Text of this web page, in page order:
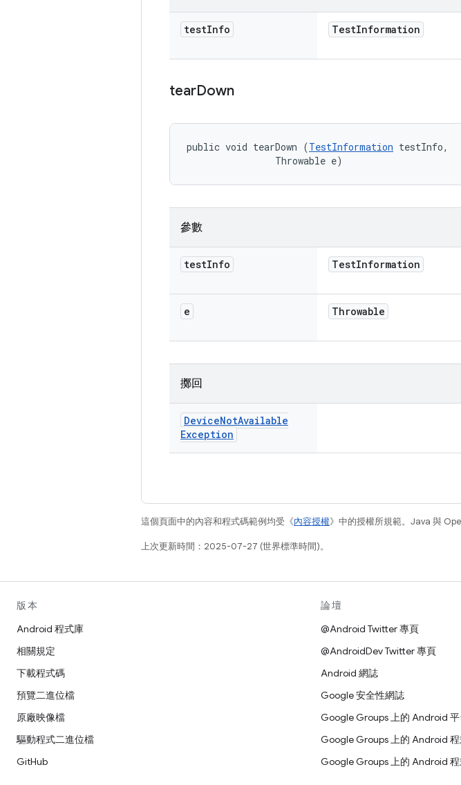
testInfo TestInformation
tearDown
public void tearDown (TestInformation testInfo,
                Throwable e)
參數
testInfo TestInformation
e Throwable
擲回
DeviceNotAvailable
Exception
這個頁面中的內容和程式碼範例均受《內容授權》中的授權所規範。Java 與
上次更新時間：2025-07-27 (世界標準時間)。
版本
Android 程式庫
相關規定
下載程式碼
預覽二進位檔
原廠映像檔
驅動程式二進位檔
GitHub
論壇
@Android Twitter 專頁
@AndroidDev Twitter 專頁
Android 網誌
Google 安全性網誌
Google Groups 上的 Android
Google Groups 上的 Android
Google Groups 上的 Android